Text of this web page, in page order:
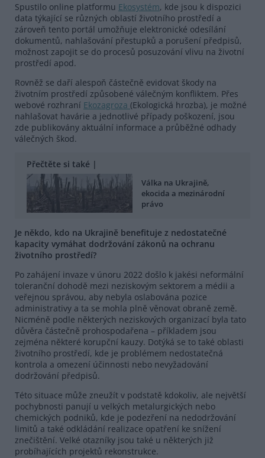
Spustilo online platformu Ekosystém, kde jsou k dispozici
data týkající se různých oblastí životního prostředí a
zároveň tento portál umožňuje elektronické odesílání
dokumentů, nahlašování přestupků a porušení předpisů,
možnost zapojit se do procesů posuzování vlivu na životní
prostředí apod.
Rovněž se daří alespoň částečně evidovat škody na
životním prostředí způsobené válečným konfliktem. Přes
webové rozhraní Ekozagroza (Ekologická hrozba), je možné
nahlašovat havárie a jednotlivé případy poškození, jsou
zde publikovány aktuální informace a průběžné odhady
válečných škod.
Přečtěte si také |
Válka na Ukrajině,
ekocida a mezinárodní
právo
Je někdo, kdo na Ukrajině benefituje z nedostatečné
kapacity vymáhat dodržování zákonů na ochranu
životního prostředí?
Po zahájení invaze v únoru 2022 došlo k jakési neformální
toleranční dohodě mezi neziskovým sektorem a médii a
veřejnou správou, aby nebyla oslabována pozice
administrativy a ta se mohla plně věnovat obraně země.
Nicméně podle některých neziskových organizací byla tato
důvěra částečně prohospodařena – příkladem jsou
zejména některé korupční kauzy. Dotýká se to také oblasti
životního prostředí, kde je problémem nedostatečná
kontrola a omezení účinnosti nebo nevyžadování
dodržování předpisů.
Této situace může zneužít v podstatě kdokoliv, ale největší
pochybnosti panují u velkých metalurgických nebo
chemických podniků, kde je podezření na nedodržování
limitů a také odkládání realizace opatření ke snížení
znečištění. Velké otazníky jsou také u některých již
probíhajících projektů rekonstrukce.